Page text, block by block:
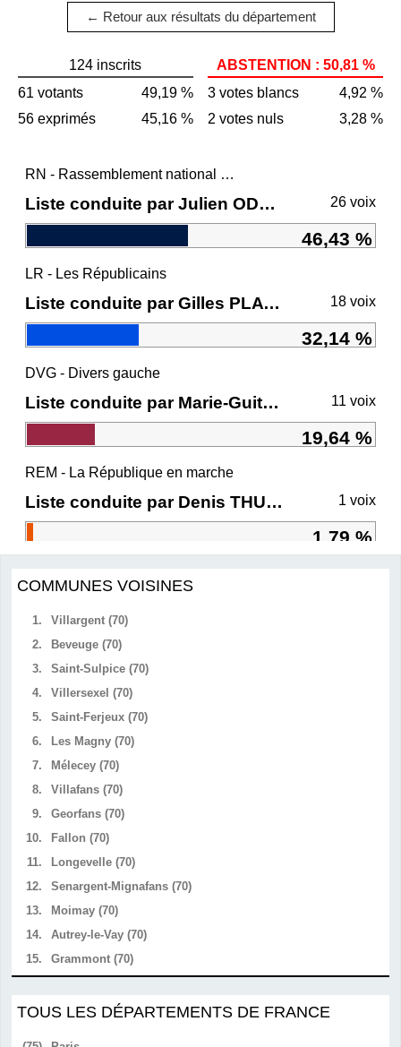
← Retour aux résultats du département
124 inscrits
61 votants
49,19 %
56 exprimés
45,16 %
ABSTENTION : 50,81 %
3 votes blancs
4,92 %
2 votes nuls
3,28 %
RN - Rassemblement national et ses alliés
Liste conduite par Julien ODOUL 26 voix
46,43 %
LR - Les Républicains
Liste conduite par Gilles PLATRET 18 voix
32,14 %
DVG - Divers gauche
Liste conduite par Marie-Guite DUFAY 11 voix
19,64 %
REM - La République en marche
Liste conduite par Denis THURIOT 1 voix
1,79 %
COMMUNES VOISINES
1.
Villargent (70)
2.
Beveuge (70)
3.
Saint-Sulpice (70)
4.
Villersexel (70)
5.
Saint-Ferjeux (70)
6.
Les Magny (70)
7.
Mélecey (70)
8.
Villafans (70)
9.
Georfans (70)
10.
Fallon (70)
11.
Longevelle (70)
12.
Senargent-Mignafans (70)
13.
Moimay (70)
14.
Autrey-le-Vay (70)
15.
Grammont (70)
TOUS LES DÉPARTEMENTS DE FRANCE